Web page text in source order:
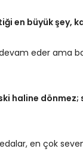
en büyük şey,
eder ama
haline
en çok